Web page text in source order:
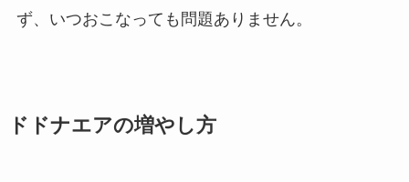
ず、いつおこなっても問題ありません。
ドドナエアの増やし方